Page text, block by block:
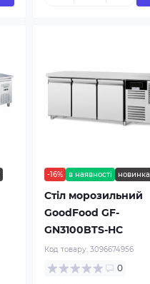
-16% в наявності новинка
Стіл морозильний
GoodFood GF-
GN3100BTS-HC
Код товару: 3096674956
0